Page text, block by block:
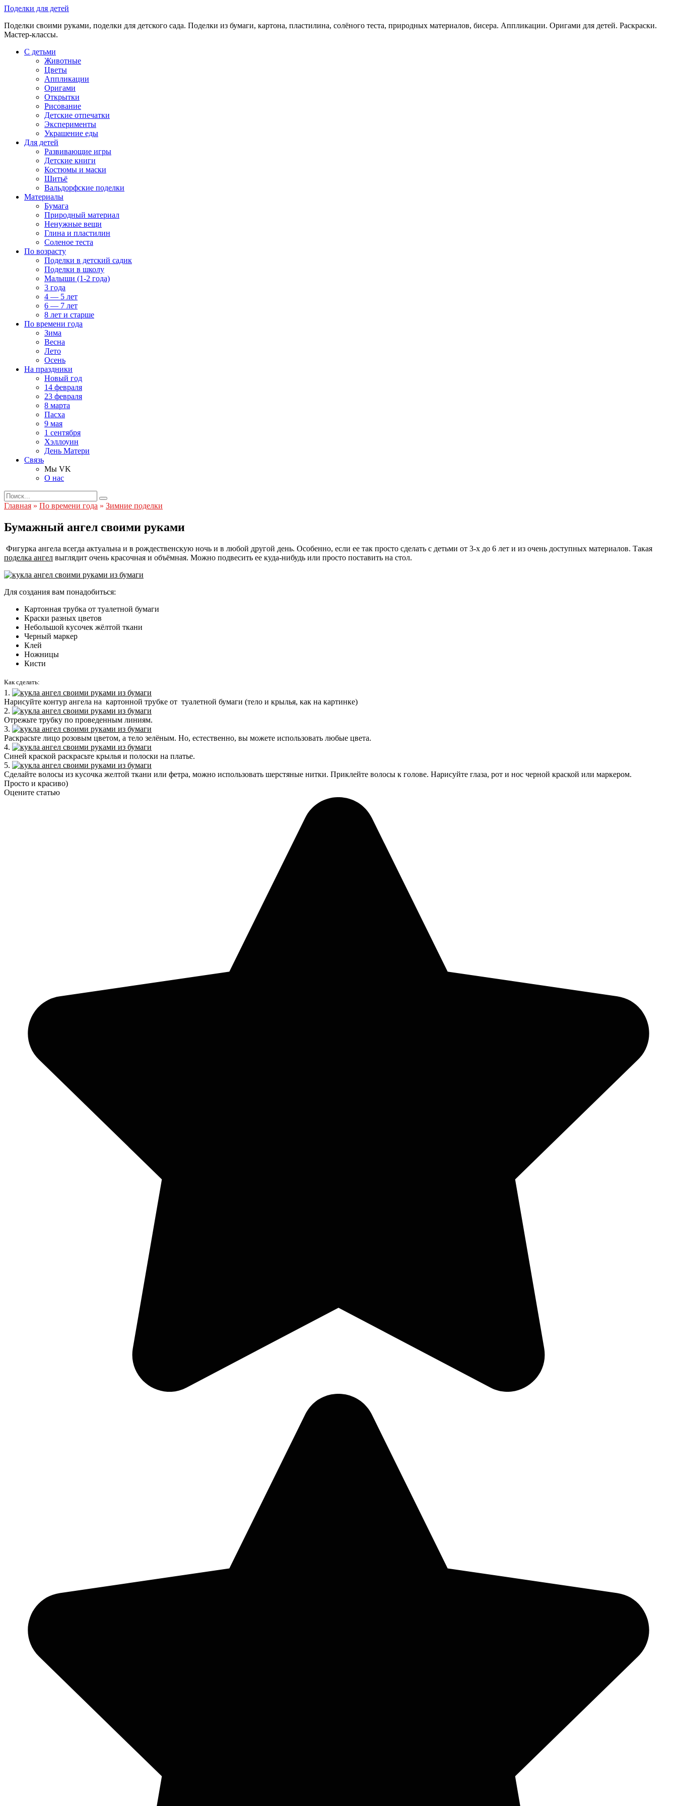
Skip
content
Поделки для детей
Поделки своими руками, поделки для детского сада. Поделки из бумаги, картона, пластилина, солёного теста, природных материалов, бисера. Аппликации. Оригами для детей. Раскраски.
Мастер-классы.
С детьми
Животные
Цветы
Аппликации
Оригами
Открытки
Рисование
Детские отпечатки
Эксперименты
Украшение еды
Для детей
Развивающие игры
Детские книги
Костюмы и маски
Шитьё
Вальдорфские поделки
Материалы
Бумага
Природный материал
Ненужные вещи
Глина и пластилин
Соленое теста
По возрасту
Поделки в детский садик
Поделки в школу
Малыши (1-2 года)
3 года
4 — 5 лет
6 — 7 лет
8 лет и старше
По времени года
Зима
Весна
Лето
Осень
На праздники
Новый год
14 февраля
23 февраля
8 марта
Пасха
9 мая
1 сентября
Хэллоуин
День Матери
Связь
Мы VK
О нас
Search
for:
Главная » По времени года » Зимние поделки
Бумажный ангел своими руками
Фигурка ангела всегда актуальна и в рождественскую ночь и в любой другой день. Особенно, если ее так просто сделать с детьми от 3-х до 6 лет и из очень доступных материалов. Такая
поделка ангел выглядит очень красочная и объёмная. Можно подвесить ее куда-нибудь или просто поставить на стол.
Для создания вам понадобиться:
Картонная трубка от туалетной бумаги
Краски разных цветов
Небольшой кусочек жёлтой ткани
Черный маркер
Клей
Ножницы
Кисти
Как сделать:
1.
Нарисуйте контур ангела на картонной трубке от туалетной бумаги (тело и крылья, как на картинке)
2.
Отрежьте трубку по проведенным линиям.
3.
Раскрасьте лицо розовым цветом, а тело зелёным. Но, естественно, вы можете использовать любые цвета.
4.
Синей краской раскрасьте крылья и полоски на платье.
5.
Сделайте волосы из кусочка желтой ткани или фетра, можно использовать шерстяные нитки. Приклейте волосы к голове. Нарисуйте глаза, рот и нос черной краской или маркером.
Просто и красиво)
Оцените статью